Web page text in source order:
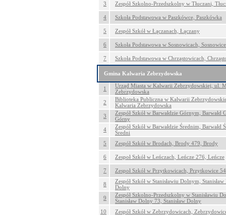
3 Zespół Szkolno-Przedszkolny w Tłuczani,
4 Szkoła Podstawowa w Paszkówce, Paszkówka
5 Zespół Szkół w Łączanach, Łączany
6 Szkoła Podstawowa w Sosnowicach, Sosnowice
7 Szkoła Podstawowa w Chrząstowicach,
Gmina Kalwaria Zebrzydowska
1
Urząd Miasta w Kalwarii Zebrzydowskiej, ul.
Zebrzydowska
2
Biblioteka Publiczna w Kalwarii
Kalwaria Zebrzydowska
3
Zespół Szkół w Barwałdzie Górnym, Barwałd
Górny
4
Zespół Szkół w Barwałdzie Średnim, Barwałd
Średni
5
Zespół Szkół w Brodach, Brody 479, Brody
6 Zespoł Szkół w Leńczach, Leńcze 276, Leńcze
7 Zespoł Szkół w Przytkowicach, Przytkowice
8
Zespół Szkół w Stanisławiu Dolnym,
Dolny
9
Zespół Szkolno-Przedszkolny w Stanisławiu
Stanisław Dolny 73, Stanisław Dolny
10
Zespół Szkół w Zebrzydowicach,